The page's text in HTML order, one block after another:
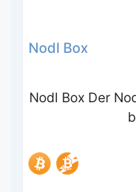
Nodl Box
Nodl Box Der